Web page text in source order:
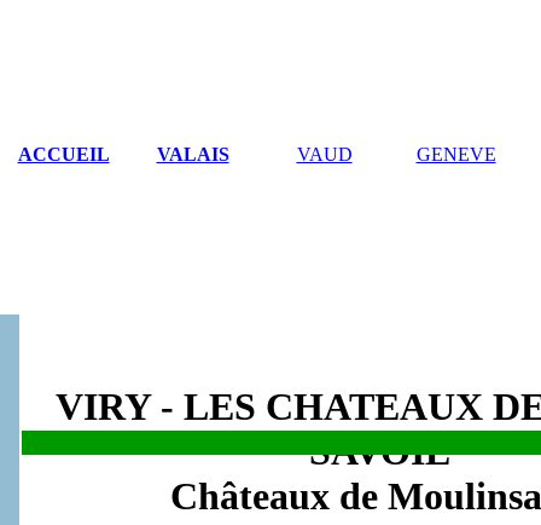
VIRY - LES CHATEAUX
SAVOIE
Châteaux de
ACCUEIL VALAIS VAUD GENEVE